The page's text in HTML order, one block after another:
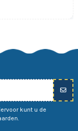
kunt u de